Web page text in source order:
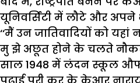
यूनिवर्सिटी में लौटे और अपने
‘‘मैं उन जातिवादियों को यहां
मु झे अछूत होने के चलते
साल 1948 में लंदन स्कूल